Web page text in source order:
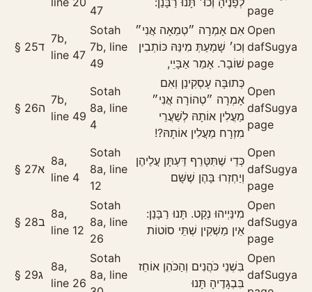
47
page
§ 25ד
7b,
line 47
Sotah
7b, line
49
אִם אָמְרָה ״טְמֵאָה אֲנִי״
וְכוּ׳ שָׁמְעַתְּ מִינַּהּ כּוֹתְבִין
שׁוֹבָר. אָמַר אַבָּיֵי,
Open
dafSugya
page
§ 26ה
7b,
line 49
Sotah
8a, line
4
כְּתוּבָּה עָסְקִינַן וְאִם
אָמְרָה ״טְהוֹרָה אֲנִי״
מַעֲלִין אוֹתָהּ לְשַׁעֲרֵי
מִזְרָח מַעֲלִין אוֹתָהּ?!
Open
dafSugya
page
§ 27א
8a,
line 4
Sotah
8a, line
12
כְּדֵי שֶׁתִּטָּרֵף דַּעְתָּן עֲלֵיהֶן
וְיַחְזְרוּ בָּהֶן שֶׁשָּׁם
Open
dafSugya
page
§ 28ב
8a,
line 12
Sotah
8a, line
26
מִינַּיְיהוּ נְקַט. תָּנוּ רַבָּנַן:
אֵין מַשְׁקִין שְׁתֵּי סוֹטוֹת
Open
dafSugya
page
§ 29ג
8a,
line 26
Sotah
8a, line
בִּשְׁנֵי כֹּהֲנִים וְהַכֹּהֵן אוֹחֵז
בִּבְגָדֶיהָ תָּנוּ
Open
dafSugya